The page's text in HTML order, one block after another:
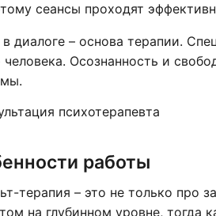
сеансы проходят
в диалоге – основа терапии.
человека. Осознанность и
работы
терапия – это не только про
на глубинном уровне, тогда